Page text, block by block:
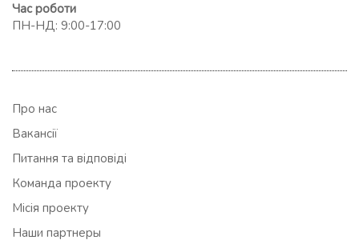
Час роботи
ПН-НД: 9:00-17:00
Про нас
Вакансії
Питання та відповіді
Команда проекту
Місія проекту
Наши партнеры